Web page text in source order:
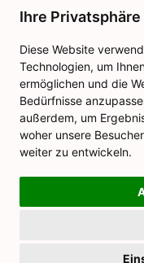
Ihre
Diese Website
Technologien, um
ermöglichen und die
Bedürfnisse
außerdem, um
woher unsere
weiter zu entwickeln.
Holzfenster RTL Test
Januar 16, 2026
Schalldämmung von
September 23, 2025